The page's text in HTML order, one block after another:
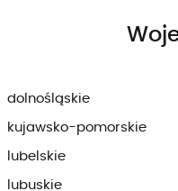
dolnośląskie
kujawsko-pomorskie
lubelskie
lubuskie